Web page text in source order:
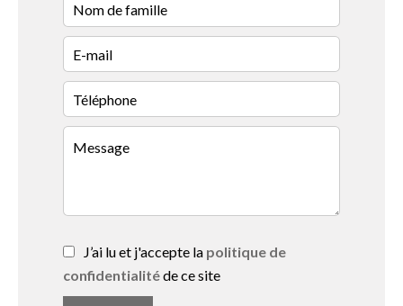
J’ai lu et j'accepte la politique de
confidentialitéde ce site